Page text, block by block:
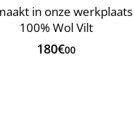
in onze werkplaats
100% Wol Vilt
180€00